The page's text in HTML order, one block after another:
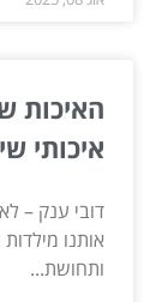
האיכות
איכותי
דובי ענק –
אותנו
ותחושת...